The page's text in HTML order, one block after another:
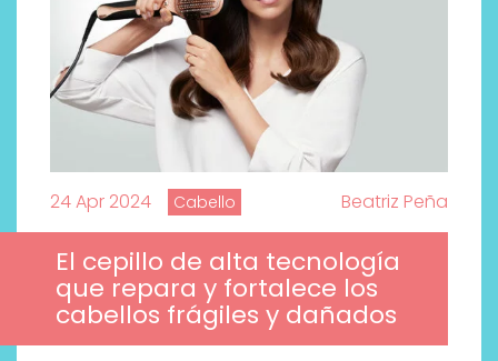
24 Apr 2024 Cabello Beatriz Peña
El cepillo de alta tecnología
que repara y fortalece los
cabellos frágiles y dañados